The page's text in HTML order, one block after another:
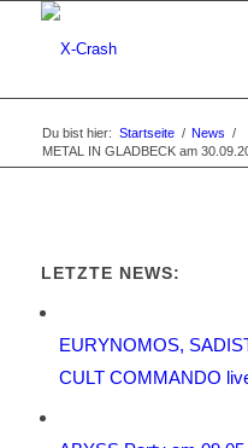
Du bist hier: Startseite / News /
METAL IN GLADBECK am
LETZTE NEWS:
EURYNOMOS,
CULT COMMANDO